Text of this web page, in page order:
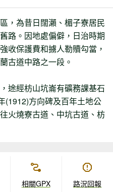
，為昔日闊瀨、楣子寮居民
路。因地處偏僻，日治時期
收保護費和擄人勒贖勾當，
古道中路之一段。
途經枋山坑崙有礦務課基石
(1912)方向碑及百年土地公
火燒寮古道、中坑古道、枋
相關GPX 路況回報